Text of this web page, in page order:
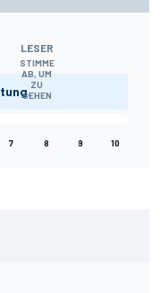
LESER
STIMME
AB, UM
ZU
SEHEN
7 8 9 10